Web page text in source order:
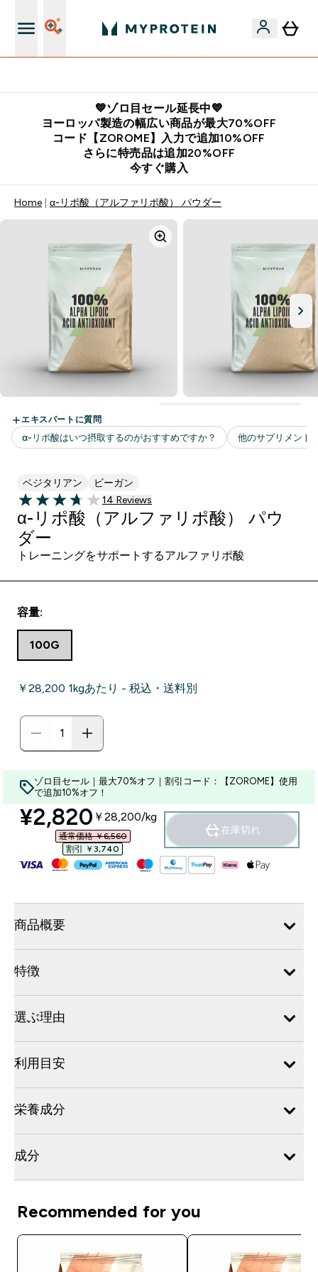
💙ゾロ目セール延長中💙
ヨーロッパ製造の幅広い商品が最大70%OFF
コード【ZOROME】入力で追加10%OFF
さらに特売品は追加20%OFF
今すぐ購入
Home α-リポ酸（アルファリポ酸） パウダー
ベジタリアン ビーガン
3.71 out of 5 stars
14 ＋件の口コミ
14 Reviews
α-リポ酸（アルファリポ酸） パウ
ダー
トレーニングをサポートするアルファリポ酸
容量:
100G
￥28,200‎ 1kgあたり - 税込・送料別
ゾロ目セール｜最大70%オフ｜割引コード：【ZOROME】使用
で追加10%オフ！
discounted price
¥2,820‎ ￥28,200‎/kg
通常価格 ￥6,560‎
割引 ￥3,740‎
在庫切れ
商品概要
特徴
選ぶ理由
利用目安
栄養成分
成分
Recommended for you